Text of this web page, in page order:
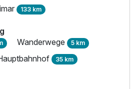
133 km
Wanderwege 5 km
35 km